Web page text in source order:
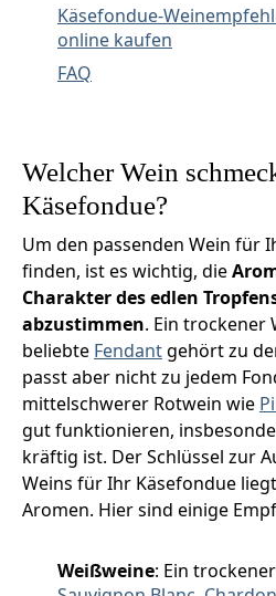
Käsefondue-
online kaufen
FAQ
Welcher Wein
Käsefondue?
Um den passenden Wein für
finden, ist es wichtig, die
Charakter des edlen
abzustimmen. Ein trockener
beliebte Fendantgehört zu
passt aber nicht zu jedem
mittelschwerer Rotwein wie
gut funktionieren,
kräftig ist. Der Schlüssel zur
Weins für Ihr Käsefondue
Aromen. Hier sind einige
Weißweine: Ein